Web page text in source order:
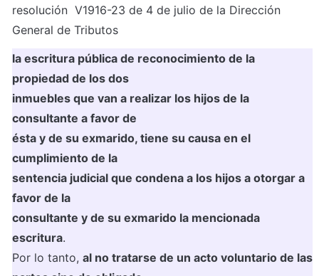
resolución  V1916-23 de 4 de julio de la Dirección
General de Tributos
la escritura pública de reconocimiento de la
propiedad de los dos
inmuebles que van a realizar los hijos de la
consultante a favor de
ésta y de su exmarido, tiene su causa en el
cumplimiento de la
sentencia judicial que condena a los hijos a otorgar a
favor de la
consultante y de su exmarido la mencionada
escritura.
Por lo tanto, al no tratarse de un acto voluntario de las